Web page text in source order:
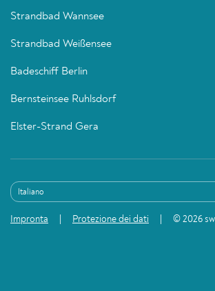
Strandbad Wannsee
Strandbad Weißensee
Badeschiff Berlin
Bernsteinsee Ruhlsdorf
Elster-Strand Gera
Impronta Protezione dei dati © 2026